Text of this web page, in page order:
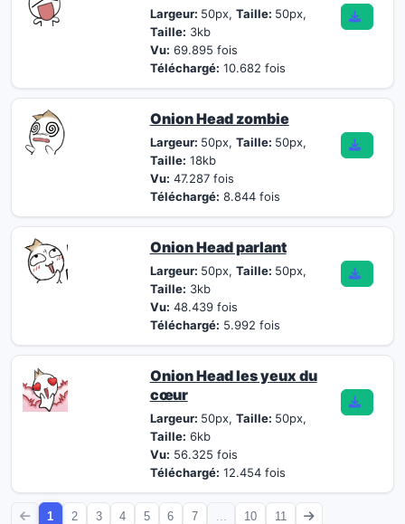
Largeur: 50px, Taille: 50px,
Taille: 3kb
Vu: 69.895 fois
Téléchargé: 10.682 fois
Onion Head zombie
Largeur: 50px, Taille: 50px,
Taille: 18kb
Vu: 47.287 fois
Téléchargé: 8.844 fois
Onion Head parlant
Largeur: 50px, Taille: 50px,
Taille: 3kb
Vu: 48.439 fois
Téléchargé: 5.992 fois
Onion Head les yeux du
cœur
Largeur: 50px, Taille: 50px,
Taille: 6kb
Vu: 56.325 fois
Téléchargé: 12.454 fois
1 2 3 4 5 6 7 10 11